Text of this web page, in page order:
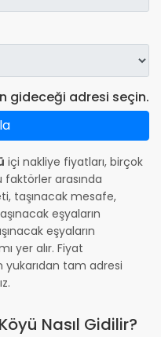
gideceği adresi seçin.
içi nakliye fiyatları, birçok
faktörler arasında
taşınacak mesafe,
eşyaların
eşyaların
yer alır. Fiyat
yukarıdan tam adresi
Nasıl Gidilir?